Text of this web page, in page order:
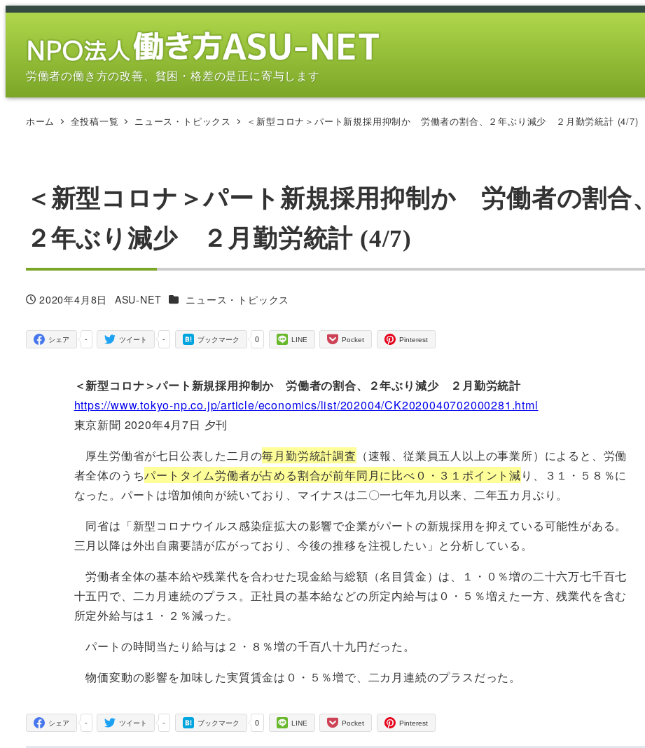
メ
労働者の働き方の改善、貧困・格差の是正に寄与します
ホーム 全投稿一覧 ニュース・トピックス ＜新型コロナ＞パート新規採用抑制か 労働者の割合、２年ぶり減少 ２月勤労統計 (4/7)
＜新型コロナ＞パート新規採用抑制か 労働者の割合、
２年ぶり減少 ２月勤労統計 (4/7)
投稿日
2020年4月8日
著
ASU-NET カテゴリー
ニュース・トピックス
-
シェア -
ツイート 0
ブックマーク LINE Pocket Pinterest
＜新型コロナ＞パート新規採用抑制か 労働者の割合、２年ぶり減少 ２月勤労統計
https://www.tokyo-np.co.jp/article/economics/list/202004/CK2020040702000281.html
東京新聞 2020年4月7日 夕刊
厚生労働省が七日公表した二月の毎月勤労統計調査 （速報、従業員五人以上の事業所）によると、労働
者全体のうちパートタイム労働者が占める割合が前年同月に比べ０・３１ポイント減り、３１・５８％に
なった。パートは増加傾向が続いており、マイナスは二〇一七年九月以来、二年五カ月ぶり。
同省は「新型コロナウイルス感染症拡大の影響で企業がパートの新規採用を抑えている可能性がある。
三月以降は外出自粛要請が広がっており、今後の推移を注視したい」と分析している。
労働者全体の基本給や残業代を合わせた現金給与総額（名目賃金）は、１・０％増の二十六万七千百七
十五円で、二カ月連続のプラス。正社員の基本給などの所定内給与は０・５％増えた一方、残業代を含む
所定外給与は１・２％減った。
パートの時間当たり給与は２・８％増の千百八十九円だった。
物価変動の影響を加味した実質賃金は０・５％増で、二カ月連続のプラスだった。
-
シェア -
ツイート 0
ブックマーク LINE Pocket Pinterest